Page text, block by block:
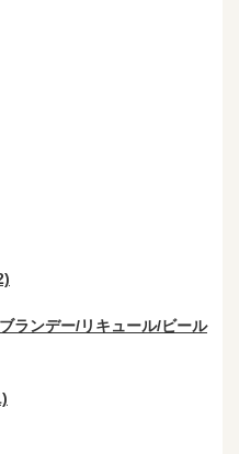
ランデー/リキュール/ビール